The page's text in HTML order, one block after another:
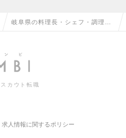
岐阜県の料理長・シェフ・調理
報一覧
カウト転職
求人情報に関するポリシー